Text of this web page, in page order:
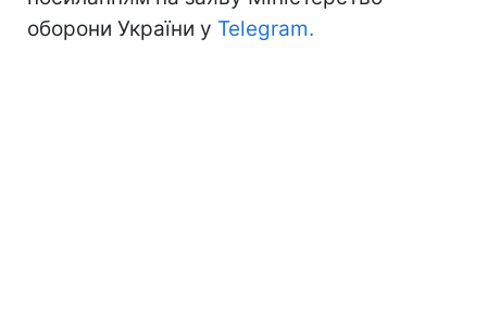
оборони України у Telegram.